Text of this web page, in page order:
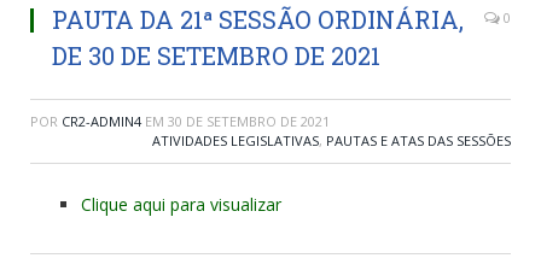
PAUTA DA 21ª SESSÃO ORDINÁRIA,
DE 30 DE SETEMBRO DE 2021
0
POR CR2-ADMIN4 EM 30 DE SETEMBRO DE 2021
ATIVIDADES LEGISLATIVAS, PAUTAS E ATAS DAS SESSÕES
Clique aqui para visualizar